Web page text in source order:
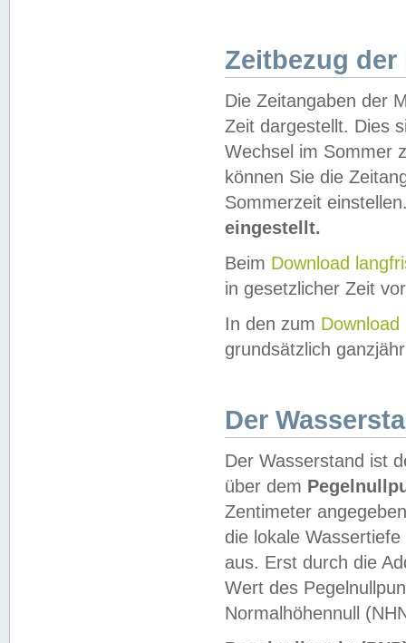
Zeitbezug der
Die Zeitangaben der
Zeit dargestellt. Dies
Wechsel im Sommer
können Sie die
Sommerzeit
eingestellt.
Beim Download
in gesetzlicher Zeit
In den zum Download
grundsätzlich
Der
Der Wasserstand ist
über dem
Zentimeter
die lokale
aus. Erst durch die
Wert des
Normalhöhennull